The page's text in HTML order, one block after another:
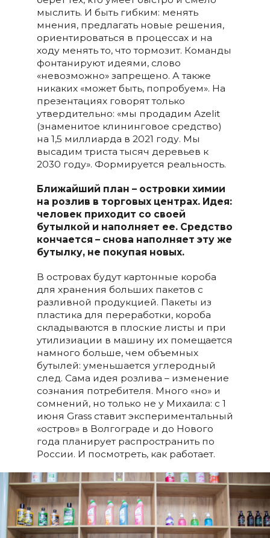
мыслить. И быть гибким: менять
мнения, предлагать новые решения,
ориентироваться в процессах и на
ходу менять то, что тормозит. Команды
фонтанируют идеями, слово
«невозможно» запрещено. А также
никаких «может быть, попробуем». На
презентациях говорят только
утвердительно: «мы продадим Azelit
(знаменитое клининговое средство)
на 1,5 миллиарда в 2021 году. Мы
высадим триста тысяч деревьев к
2030 году». Формируется реальность.
Ближайший план – островки химии
на розлив в торговых центрах. Идея:
человек приходит со своей
бутылкой и наполняет ее. Средство
кончается – снова наполняет эту же
бутылку, не покупая новых.
В островах будут картонные короба
для хранения больших пакетов с
разливной продукцией. Пакеты из
пластика для переработки, короба
складываются в плоские листы и при
утилизиации в машину их помещается
намного больше, чем объемных
бутылей: уменьшается углеродный
след. Сама идея розлива – изменение
сознания потребителя. Много «но» и
сомнений, но только не у Михаила: с 1
июня Grass ставит экспериментальный
«остров» в Волгограде и до Нового
года планирует распространить по
России. И посмотреть, как работает.